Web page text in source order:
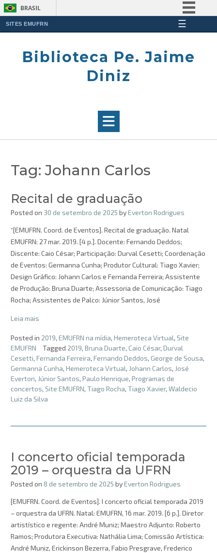
BRASIL
Participe
SITES EMUFRN ☰
Biblioteca Pe. Jaime
Diniz
Tag:Johann Carlos
Recital de graduação
Posted on 30 de setembro de 2025 byEverton Rodrigues
“[EMUFRN. Coord. de Eventos]. Recital de graduação. Natal
EMUFRN: 27 mar. 2019. [4 p.]. Docente: Fernando Deddos;
Discente: Caio César; Participação: Durval Cesetti; Coordenação
de Eventos: Germanna Cunha; Produtor Cultural: Tiago Xavier;
Design Gráfico: Johann Carlos e Fernanda Ferreira; Assistente
de Produção: Bruna Duarte; Assessoria de Comunicação: Tiago
Rocha; Assistentes de Palco: Júnior Santos, José
Leia mais
Posted in 2019, EMUFRN na mídia, Hemeroteca Virtual, Site
EMUFRN
Tagged 2019, Bruna Duarte, Caio César, Durval
Cesetti, Fernanda Ferreira, Fernando Deddos, George de Sousa,
Germanna Cunha, Hemeroteca Virtual, Johann Carlos, José
Everton, Júnior Santos, Paulo Henrique, Programas de
concertos, Site EMUFRN, Tiago Rocha, Tiago Xavier, Waldecio
Luiz da Silva
I concerto oficial temporada
2019 – orquestra da UFRN
Posted on 8 de setembro de 2025 byEverton Rodrigues
[EMUFRN. Coord. de Eventos]. I concerto oficial temporada 2019
– orquestra da UFRN. Natal: EMUFRN, 16 mar. 2019. [6 p.]. Diretor
artistístico e regente: André Muniz; Maestro Adjunto: Roberto
Ramos; Produtora Executiva: Nathália Lima; Comissão Artística:
André Muniz, Erickinson Bezerra, Fabio Presgrave, Frederico